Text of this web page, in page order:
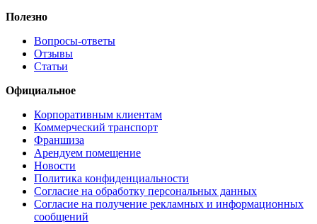
Полезно
Вопросы-ответы
Отзывы
Статьи
Официальное
Корпоративным клиентам
Коммерческий транспорт
Франшиза
Арендуем помещение
Новости
Политика конфиденциальности
Согласие на обработку персональных данных
Согласие на получение рекламных и информационных
сообщений